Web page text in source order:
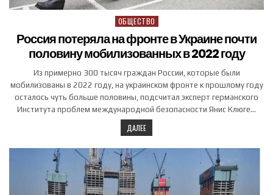
Posted in
ОБЩЕСТВО
Россия потеряла на фронте в Украине почти
половину мобилизованных в 2022 году
Из примерно 300 тысяч граждан России, которые были
мобилизованы в 2022 году, на украинском фронте к прошлому году
осталось чуть больше половины, подсчитал эксперт германского
Института проблем международной безопасности Янис Клюге…
ДАЛЕЕ